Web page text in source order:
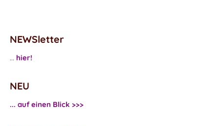
NEWSletter
... hier!
NEU
... auf einen Blick >>>